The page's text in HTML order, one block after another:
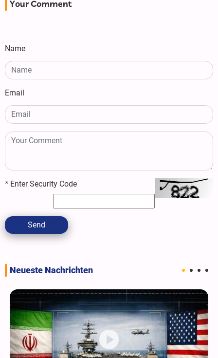
Your Comment
Name
Email
* Enter Security Code
Send
Neueste Nachrichten